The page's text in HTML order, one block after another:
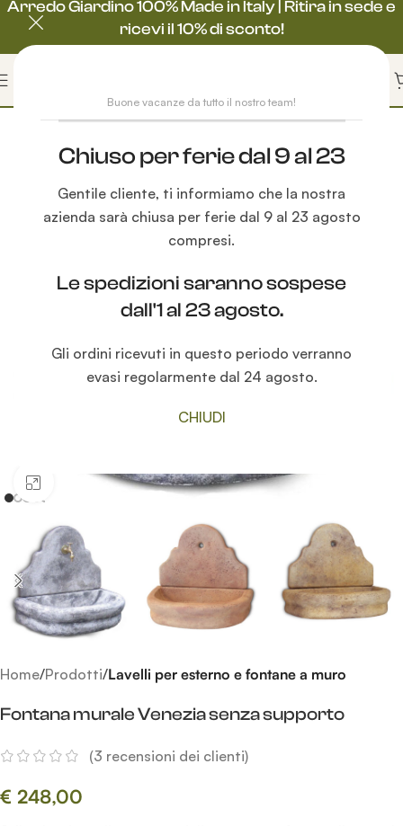
Buone vacanze da tutto il nostro team!
Chiuso per ferie dal 9 al 23
Gentile cliente, ti informiamo che la nostra
azienda sarà chiusa per ferie dal 9 al 23 agosto
compresi.
Le spedizioni saranno sospese
dall'1 al 23 agosto.
Gli ordini ricevuti in questo periodo verranno
evasi regolarmente dal 24 agosto.
CHIUDI
Arredo Giardino 100% Made in Italy | Ritira in sede e
ricevi il 10% di sconto!
Clicca per ingrandire
Home Prodotti Lavelli per esterno e fontane a muro
Fontana murale Venezia senza supporto
(3 recensioni dei clienti)
€ 248,00